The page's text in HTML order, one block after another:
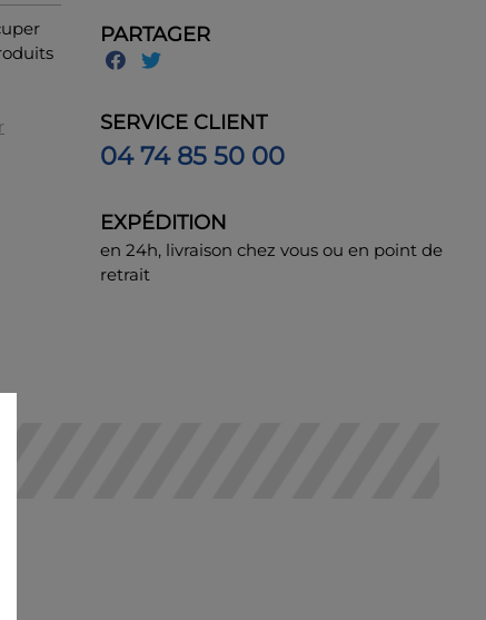
PARTAGER
SERVICE CLIENT
04 74 85 50 00
EXPÉDITION
en 24h, livraison chez vous ou en point de
retrait